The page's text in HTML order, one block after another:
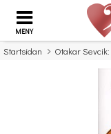
MENY
Startsidan Otakar